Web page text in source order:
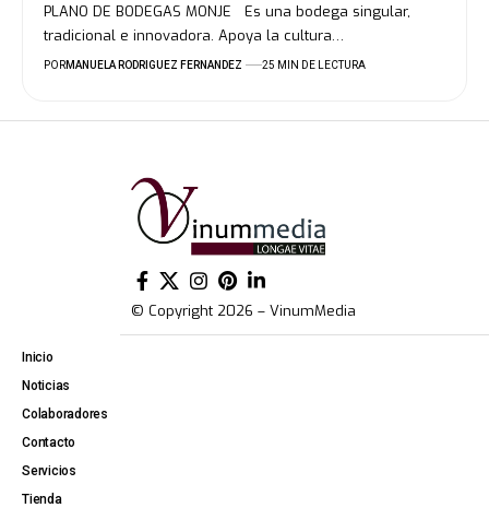
PLANO DE BODEGAS MONJE Es una bodega singular,
tradicional e innovadora. Apoya la cultura…
PORMANUELA RODRIGUEZ FERNANDEZ 25 MIN DE LECTURA
© Copyright 2026 – VinumMedia
Inicio
Noticias
Colaboradores
Contacto
Servicios
Tienda